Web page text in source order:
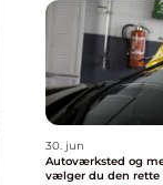
30. jun
Autoværksted og
vælger du den rette